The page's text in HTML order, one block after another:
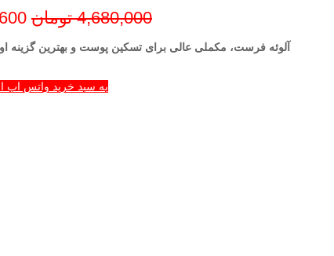
4,680,000 تومان
آلوئه فرست، مکملی عالی برای تسکین پوست و بهترین
به سبد خرید واتس اپ